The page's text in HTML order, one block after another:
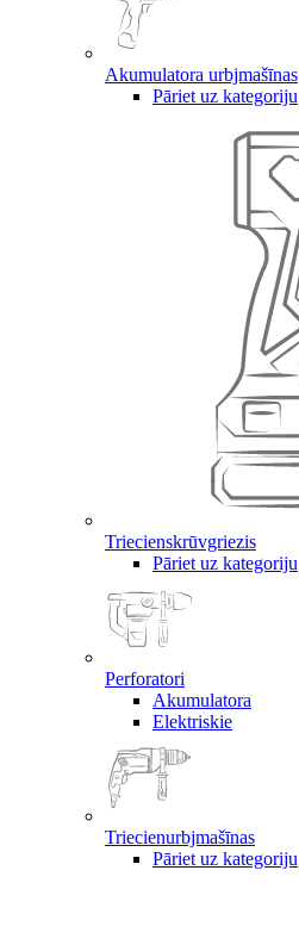
Akumulatora urbjmašīnas
Pāriet uz kategoriju
Triecienskrūvgriezis
Pāriet uz kategoriju
Perforatori
Akumulatora
Elektriskie
Triecienurbjmašīnas
Pāriet uz kategoriju